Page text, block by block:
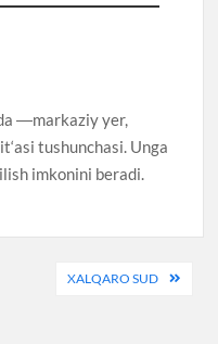
―markaziy yer,
tushunchasi. Unga
imkonini beradi.
XALQARO SUD